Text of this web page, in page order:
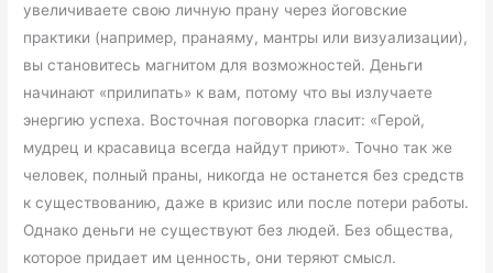
увеличиваете свою личную прану через йоговские
практики (например, пранаяму, мантры или визуализации),
вы становитесь магнитом для возможностей. Деньги
начинают «прилипать» к вам, потому что вы излучаете
энергию успеха. Восточная поговорка гласит: «Герой,
мудрец и красавица всегда найдут приют». Точно так же
человек, полный праны, никогда не останется без средств
к существованию, даже в кризис или после потери работы.
Однако деньги не существуют без людей. Без общества,
которое придает им ценность, они теряют смысл.